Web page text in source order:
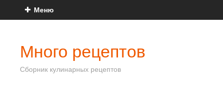
Меню
Много рецептов
Сборник кулинарных рецептов